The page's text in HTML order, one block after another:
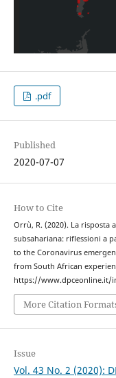
.pdf
Published
2020-07-07
How to Cite
Orrù, R. (2020). La risposta
subsahariana: riflessioni a
to the Coronavirus
from South African
https://www.dpceonline.it/
More Citation
Issue
Vol. 43 No. 2 (2020):